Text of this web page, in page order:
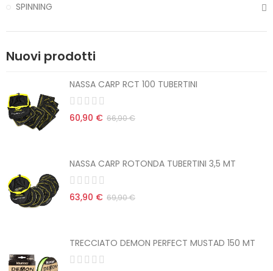
SPINNING
Nuovi prodotti
NASSA CARP RCT 100 TUBERTINI
60,90 € 66,90 €
NASSA CARP ROTONDA TUBERTINI 3,5 MT
63,90 € 69,90 €
TRECCIATO DEMON PERFECT MUSTAD 150 MT